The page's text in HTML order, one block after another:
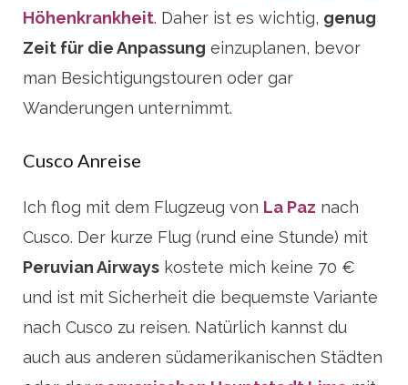
Höhenkrankheit. Daher ist es wichtig, genug
Zeit für die Anpassung einzuplanen, bevor
man Besichtigungstouren oder gar
Wanderungen unternimmt.
Cusco Anreise
Ich flog mit dem Flugzeug von La Paz nach
Cusco. Der kurze Flug (rund eine Stunde) mit
Peruvian Airways kostete mich keine 70 €
und ist mit Sicherheit die bequemste Variante
nach Cusco zu reisen. Natürlich kannst du
auch aus anderen südamerikanischen Städten